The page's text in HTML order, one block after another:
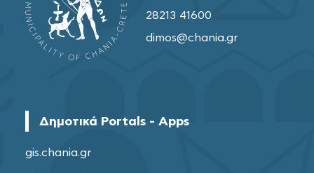
28213 41600
dimos@chania.gr
Δημοτικά Portals - Apps
gis.chania.gr